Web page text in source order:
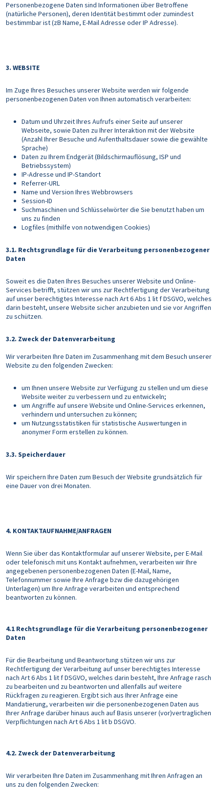
Personenbezogene Daten sind Informationen über Betroffene
(natürliche Personen), deren Identität bestimmt oder zumindest
bestimmbar ist (zB Name, E-Mail Adresse oder IP Adresse).
3. WEBSITE
Im Zuge Ihres Besuches unserer Website werden wir folgende
personenbezogenen Daten von Ihnen automatisch verarbeiten:
Datum und Uhrzeit Ihres Aufrufs einer Seite auf unserer
Webseite, sowie Daten zu Ihrer Interaktion mit der Website
(Anzahl Ihrer Besuche und Aufenthaltsdauer sowie die gewählte
Sprache)
Daten zu Ihrem Endgerät (Bildschirmauflösung, ISP und
Betriebssystem)
IP-Adresse und IP-Standort
Referrer-URL
Name und Version Ihres Webbrowsers
Session-ID
Suchmaschinen und Schlüsselwörter die Sie benutzt haben um
uns zu finden
Logfiles (mithilfe von notwendigen Cookies)
3.1. Rechtsgrundlage für die Verarbeitung personenbezogener
Daten
Soweit es die Daten Ihres Besuches unserer Website und Online-
Services betrifft, stützen wir uns zur Rechtfertigung der Verarbeitung
auf unser berechtigtes Interesse nach Art 6 Abs 1 lit f DSGVO, welches
darin besteht, unsere Website sicher anzubieten und sie vor Angriffen
zu schützen.
3.2. Zweck der Datenverarbeitung
Wir verarbeiten Ihre Daten im Zusammenhang mit dem Besuch unserer
Website zu den folgenden Zwecken:
um Ihnen unsere Website zur Verfügung zu stellen und um diese
Website weiter zu verbessern und zu entwickeln;
um Angriffe auf unsere Website und Online-Services erkennen,
verhindern und untersuchen zu können;
um Nutzungsstatistiken für statistische Auswertungen in
anonymer Form erstellen zu können.
3.3. Speicherdauer
Wir speichern Ihre Daten zum Besuch der Website grundsätzlich für
eine Dauer von drei Monaten.
4. KONTAKTAUFNAHME/ANFRAGEN
Wenn Sie über das Kontaktformular auf unserer Website, per E-Mail
oder telefonisch mit uns Kontakt aufnehmen, verarbeiten wir Ihre
angegebenen personenbezogenen Daten (E-Mail, Name,
Telefonnummer sowie Ihre Anfrage bzw die dazugehörigen
Unterlagen) um Ihre Anfrage verarbeiten und entsprechend
beantworten zu können.
4.1 Rechtsgrundlage für die Verarbeitung personenbezogener
Daten
Für die Bearbeitung und Beantwortung stützen wir uns zur
Rechtfertigung der Verarbeitung auf unser berechtigtes Interesse
nach Art 6 Abs 1 lit f DSGVO, welches darin besteht, Ihre Anfrage rasch
zu bearbeiten und zu beantworten und allenfalls auf weitere
Rückfragen zu reagieren. Ergibt sich aus Ihrer Anfrage eine
Mandatierung, verarbeiten wir die personenbezogenen Daten aus
Ihrer Anfrage darüber hinaus auch auf Basis unserer (vor)vertraglichen
Verpflichtungen nach Art 6 Abs 1 lit b DSGVO.
4.2. Zweck der Datenverarbeitung
Wir verarbeiten Ihre Daten im Zusammenhang mit Ihren Anfragen an
uns zu den folgenden Zwecken: